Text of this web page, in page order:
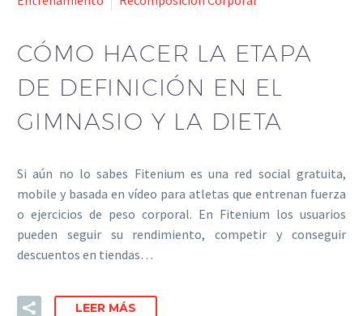
CÓMO HACER LA ETAPA
DE DEFINICIÓN EN EL
GIMNASIO Y LA DIETA
Si aún no lo sabes Fitenium es una red social gratuita,
mobile y basada en vídeo para atletas que entrenan fuerza
o ejercicios de peso corporal. En Fitenium los usuarios
pueden seguir su rendimiento, competir y conseguir
descuentos en tiendas…
LEER MÁS